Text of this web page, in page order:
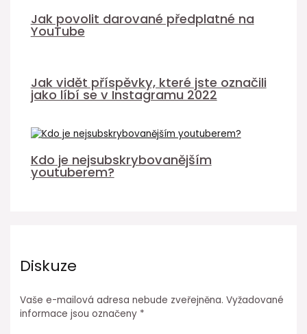
Jak povolit darované předplatné na
YouTube
Jak vidět příspěvky, které jste označili
jako líbí se v Instagramu 2022
Kdo je nejsubskrybovanějším
youtuberem?
Diskuze
Vaše e-mailová adresa nebude zveřejněna. Vyžadované
informace jsou označeny *